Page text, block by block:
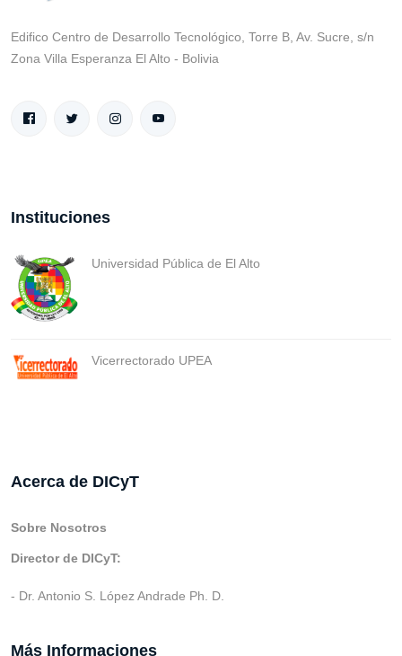
Edifico Centro de Desarrollo Tecnológico, Torre B, Av. Sucre, s/n
Zona Villa Esperanza El Alto - Bolivia
Instituciones
Universidad Pública de El Alto
Vicerrectorado UPEA
Acerca de DICyT
Sobre Nosotros
Director de DICyT:
- Dr. Antonio S. López Andrade Ph. D.
Más Informaciones